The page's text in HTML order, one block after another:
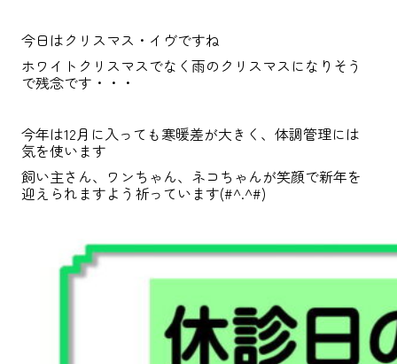
今日はクリスマス・イヴですね
ホワイトクリスマスでなく雨のクリスマスになりそう
で残念です・・・
今年は12月に入っても寒暖差が大きく、体調管理には
気を使います
飼い主さん、ワンちゃん、ネコちゃんが笑顔で新年を
迎えられますよう祈っています(#^.^#)